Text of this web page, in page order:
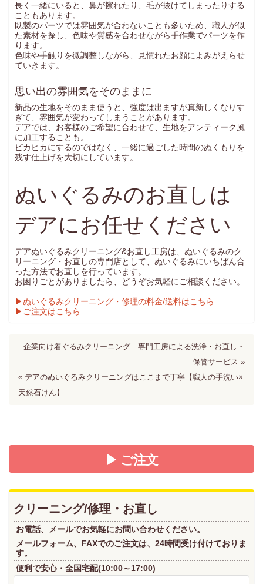
長く一緒にいると、鼻が擦れたり、毛が抜けてしまったりする
こともあります。
既製のパーツでは雰囲気が合わないことも多いため、職人が似
た素材を探し、色味や質感を合わせながら手作業でパーツを作
ります。
色味や手触りを微調整しながら、見慣れたお顔によみがえらせ
ていきます。
思い出の雰囲気をそのままに
新品の生地をそのまま使うと、強度は出ますが真新しくなりす
ぎて、雰囲気が変わってしまうことがあります。
デアでは、お客様のご希望に合わせて、生地をアンティーク風
に加工することも。
ピカピカにするのではなく、一緒に過ごした時間のぬくもりを
残す仕上げを大切にしています。
ぬいぐるみのお直しは
デアにお任せください
デアぬいぐるみクリーニング&お直し工房は、ぬいぐるみのク
リーニング・お直しの専門店として、ぬいぐるみにいちばん合
った方法でお直しを行っています。
お困りごとがありましたら、どうぞお気軽にご相談ください。
▶ぬいぐるみクリーニング・修理の料金/送料はこちら
▶ご注文はこちら
企業向け着ぐるみクリーニング｜専門工房による洗浄・お直し・
保管サービス »
« デアのぬいぐるみクリーニングはここまで丁寧【職人の手洗い×
天然石けん】
▶ ご注文
クリーニング/修理・お直し
お電話、メールでお気軽にお問い合わせください。
メールフォーム、FAXでのご注文は、24時間受け付けておりま
す。
便利で安心・全国宅配(10:00～17:00)